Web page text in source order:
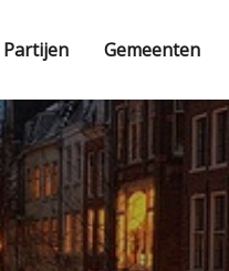
Partijen Gemeenten